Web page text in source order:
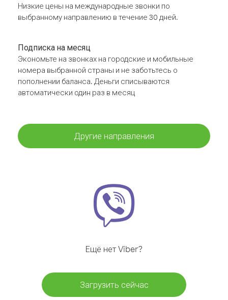
Низкие цены на международные звонки по
выбранному направлению в течение 30 дней.
Подписка на месяц
Экономьте на звонках на городские и мобильные
номера выбранной страны и не заботьтесь о
пополнении баланса. Деньги списываются
автоматически один раз в месяц
Другие направления
Ещё нет Viber?
Загрузить сейчас